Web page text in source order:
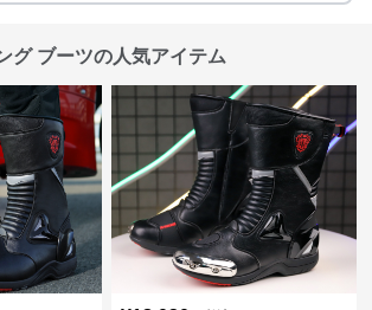
グ ブーツの人気アイテム